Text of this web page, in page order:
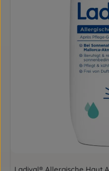
Ladival® Allergische Haut